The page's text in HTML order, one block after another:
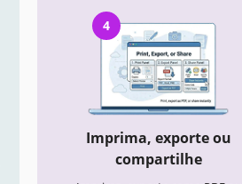
4
Imprima, exporte ou
compartilhe